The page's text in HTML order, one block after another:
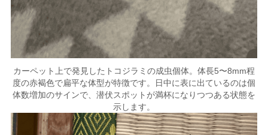
カーペット上で発見したトコジラミの成虫個体。体長5〜8mm程
度の赤褐色で扁平な体型が特徴です。日中に表に出ているのは個
体数増加のサインで、潜伏スポットが満杯になりつつある状態を
示します。